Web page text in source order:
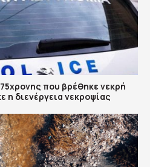
που βρέθηκε νεκρή
η διενέργεια νεκροψίας